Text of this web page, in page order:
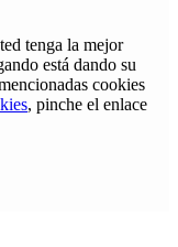
tenga la mejor
está dando su
cookies
, pinche el enlace